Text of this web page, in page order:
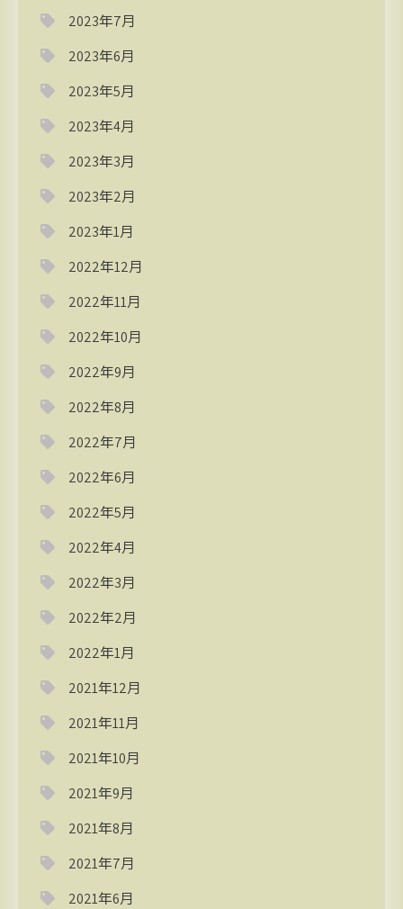
2023年7月
2023年6月
2023年5月
2023年4月
2023年3月
2023年2月
2023年1月
2022年12月
2022年11月
2022年10月
2022年9月
2022年8月
2022年7月
2022年6月
2022年5月
2022年4月
2022年3月
2022年2月
2022年1月
2021年12月
2021年11月
2021年10月
2021年9月
2021年8月
2021年7月
2021年6月